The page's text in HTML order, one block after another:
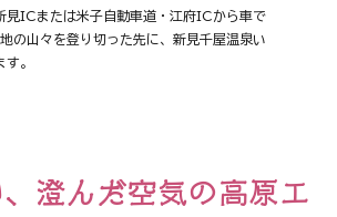
見ICまたは米子自動車道・江府ICから車で
の山々を登り切った先に、新見千屋温泉い
。
澄んだ空気の高原エ